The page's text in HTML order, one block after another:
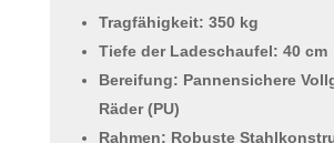
Tragfähigkeit: 350 kg
Tiefe der Ladeschaufel: 40 cm
Bereifung: Pannensichere
Räder (PU)
Rahmen: Robuste